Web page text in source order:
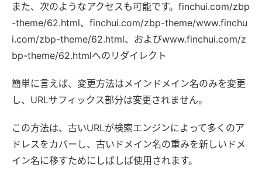
また、次のようなアクセスも可能です。finchui.com/zbp
-theme/62.html、finchui.com/zbp-theme/www.finchu
i.com/zbp-theme/62.html、およびwww.finchui.com/z
bp-theme/62.htmlへのリダイレクト
簡単に言えば、変更方法はメインドメイン名のみを変更
し、URLサフィックス部分は変更されません。
この方法は、古いURLが検索エンジンによって多くのア
ドレスをカバーし、古いドメイン名の重みを新しいドメ
イン名に移すためにしばしば使用されます。